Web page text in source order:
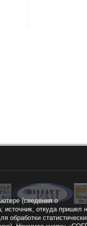
(сведения о
источник, откуда пришел
обработки